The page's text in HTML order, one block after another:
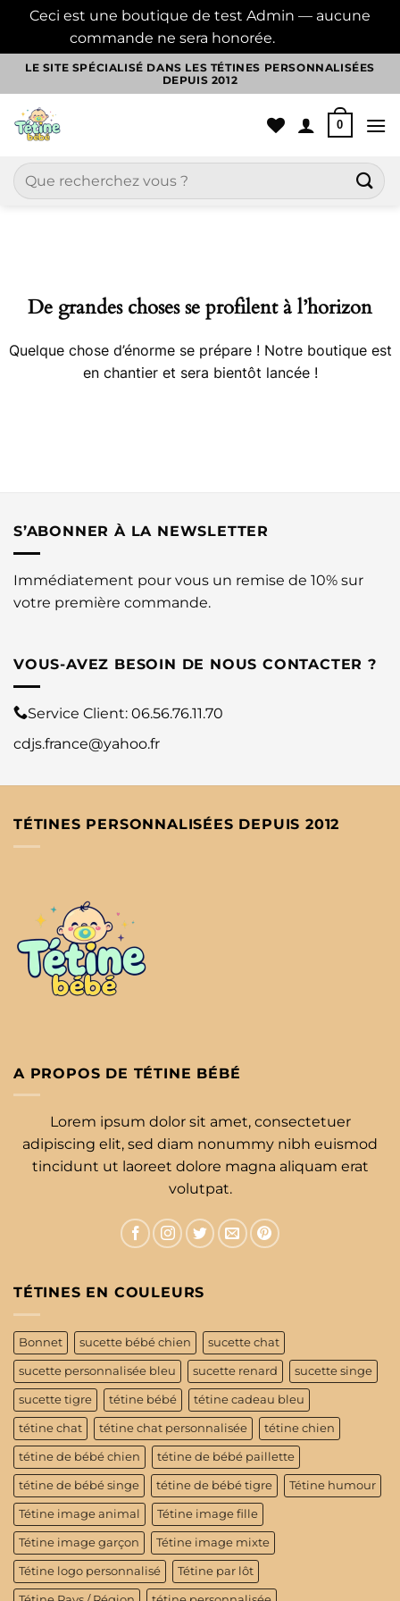
Ceci est une boutique de test Admin — aucune
commande ne sera honorée.
Passer
contenu
LE SITE SPÉCIALISÉ DANS LES TÉTINES PERSONNALISÉES
DEPUIS 2012
0
Recherche
pour :
De grandes choses se profilent à l’horizon
Quelque chose d’énorme se prépare ! Notre boutique est
en chantier et sera bientôt lancée !
S’ABONNER À LA NEWSLETTER
Immédiatement pour vous un remise de 10% sur
votre première commande.
VOUS-AVEZ BESOIN DE NOUS CONTACTER ?
Service Client: 06.56.76.11.70
cdjs.france@yahoo.fr
TÉTINES PERSONNALISÉES DEPUIS 2012
A PROPOS DE TÉTINE BÉBÉ
Lorem ipsum dolor sit amet, consectetuer
adipiscing elit, sed diam nonummy nibh euismod
tincidunt ut laoreet dolore magna aliquam erat
volutpat.
TÉTINES EN COULEURS
Bonnet sucette bébé chien sucette chat
sucette personnalisée bleu sucette renard sucette singe
sucette tigre tétine bébé tétine cadeau bleu
tétine chat tétine chat personnalisée tétine chien
tétine de bébé chien tétine de bébé paillette
tétine de bébé singe tétine de bébé tigre Tétine humour
Tétine image animal Tétine image fille
Tétine image garçon Tétine image mixte
Tétine logo personnalisé Tétine par lôt